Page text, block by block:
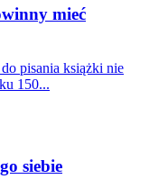
mieć
pisania książki nie
150...
siebie